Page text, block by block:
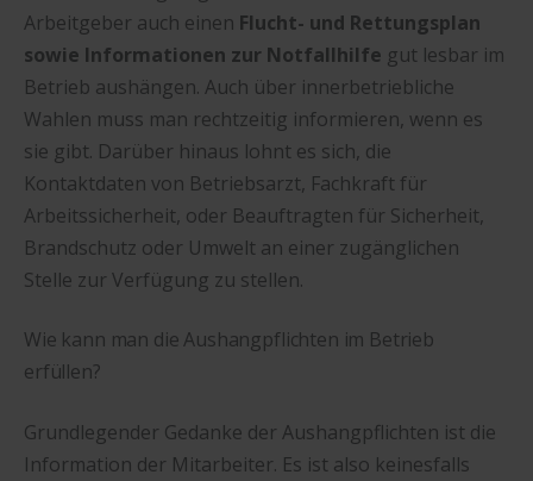
Arbeitgeber auch einen Flucht- und Rettungsplan
sowie Informationen zur Notfallhilfe gut lesbar im
Betrieb aushängen. Auch über innerbetriebliche
Wahlen muss man rechtzeitig informieren, wenn es
sie gibt. Darüber hinaus lohnt es sich, die
Kontaktdaten von Betriebsarzt, Fachkraft für
Arbeitssicherheit, oder Beauftragten für Sicherheit,
Brandschutz oder Umwelt an einer zugänglichen
Stelle zur Verfügung zu stellen.
Wie kann man die Aushangpflichten im Betrieb
erfüllen?
Grundlegender Gedanke der Aushangpflichten ist die
Information der Mitarbeiter. Es ist also keinesfalls